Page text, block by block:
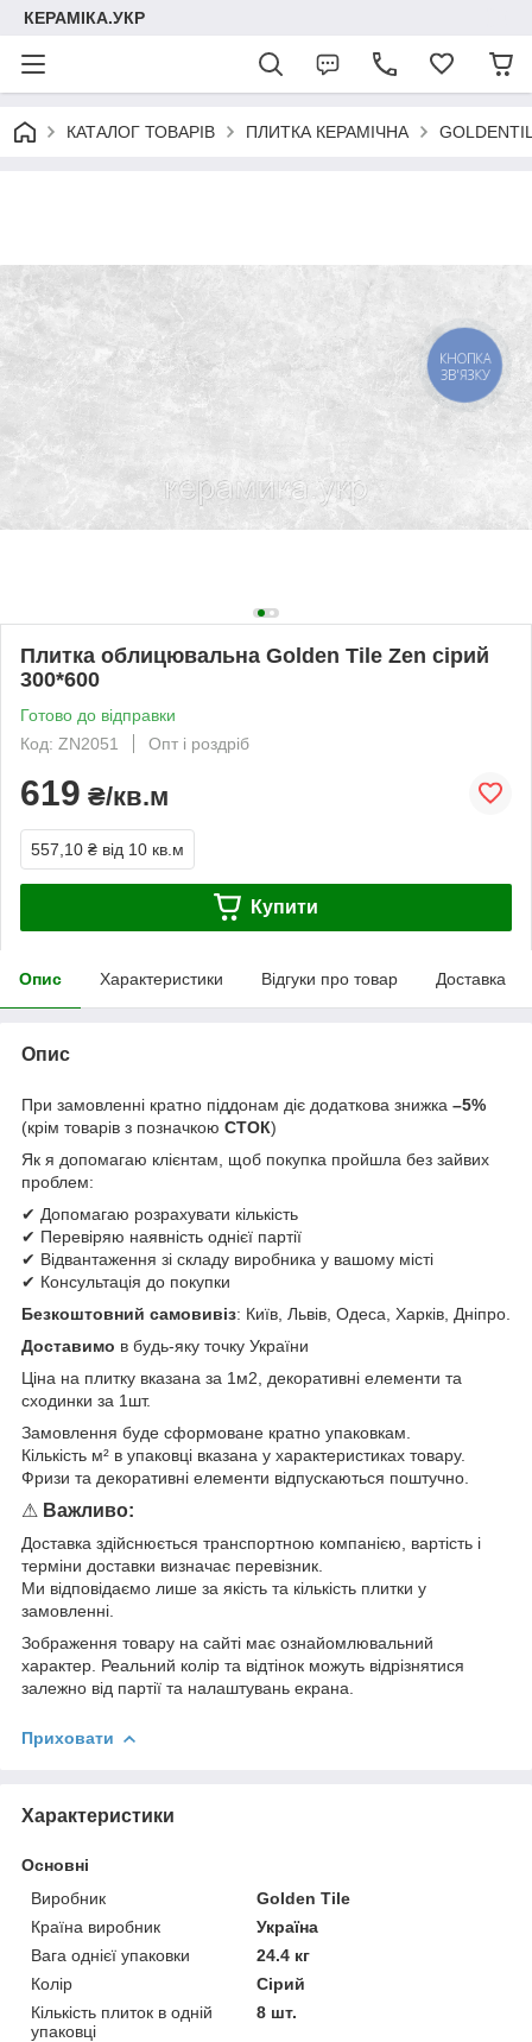
КЕРАМІКА.УКР
КАТАЛОГ ТОВАРІВ ПЛИТКА КЕРАМІЧНА
Плитка облицювальна Golden Tile Zen сірий
300*600
Готово до відправки
Код: ZN2051
Опт і роздріб
619 ₴/кв.м
557,10 ₴ від 10 кв.м
Купити
Опис Характеристики Відгуки про товар Доставка
Опис
При замовленні кратно піддонам діє додаткова знижка –5%
(крім товарів з позначкою СТОК)
Як я допомагаю клієнтам, щоб покупка пройшла без зайвих
проблем:
✔ Допомагаю розрахувати кількість
✔ Перевіряю наявність однієї партії
✔ Відвантаження зі складу виробника у вашому місті
✔ Консультація до покупки
Безкоштовний самовивіз: Київ, Львів, Одеса, Харків, Дніпро.
Доставимо в будь-яку точку України
Ціна на плитку вказана за 1м2, декоративні елементи та
сходинки за 1шт.
Замовлення буде сформоване кратно упаковкам.
Кількість м² в упаковці вказана у характеристиках товару.
Фризи та декоративні елементи відпускаються поштучно.
⚠ Важливо:
Доставка здійснюється транспортною компанією, вартість і
терміни доставки визначає перевізник.
Ми відповідаємо лише за якість та кількість плитки у
замовленні.
Зображення товару на сайті має ознайомлювальний
характер. Реальний колір та відтінок можуть відрізнятися
залежно від партії та налаштувань екрана.
Приховати
Характеристики
Основні
Виробник
Golden Tile
Країна виробник
Україна
Вага однієї упаковки
24.4 кг
Колір
Сірий
Кількість плиток в одній
упаковці
8 шт.
КНОПКА
ЗВ'ЯЗКУ